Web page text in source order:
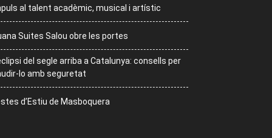
al talent acadèmic, musical i artístic
Suites Salou obre les portes
del segle arriba a Catalunya: consells per
lo amb seguretat
d’Estiu de Masboquera